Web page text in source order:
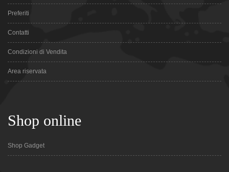
Preferiti
Contatti
Condizioni di Vendita
Area riservata
Shop online
Shop Gadget